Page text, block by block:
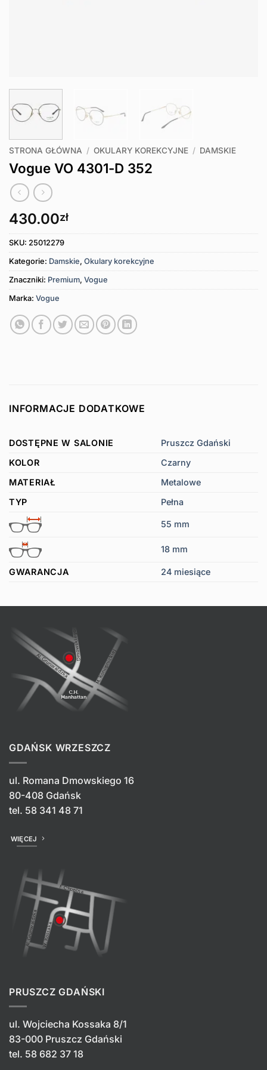
STRONA GŁÓWNA / OKULARY KOREKCYJNE / DAMSKIE
Vogue VO 4301-D 352
430.00zł
SKU: 25012279
Kategorie: Damskie, Okulary korekcyjne
Znaczniki: Premium, Vogue
Marka: Vogue
INFORMACJE DODATKOWE
DOSTĘPNE W SALONIE
Pruszcz Gdański
KOLOR
Czarny
MATERIAŁ
Metalowe
TYP
Pełna
55 mm
18 mm
GWARANCJA 24 miesiące
GDAŃSK WRZESZCZ
ul. Romana Dmowskiego 16
80-408 Gdańsk
tel. 58 341 48 71
WIĘCEJ
PRUSZCZ GDAŃSKI
ul. Wojciecha Kossaka 8/1
83-000 Pruszcz Gdański
tel. 58 682 37 18